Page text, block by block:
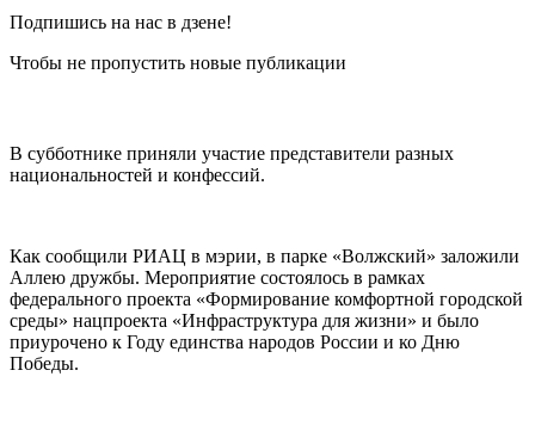
Подпишись на нас в дзене!
Чтобы не пропустить новые публикации
В субботнике приняли участие представители разных
национальностей и конфессий.
Как сообщили РИАЦ в мэрии, в парке «Волжский» заложили
Аллею дружбы. Мероприятие состоялось в рамках
федерального проекта «Формирование комфортной городской
среды» нацпроекта «Инфраструктура для жизни» и было
приурочено к Году единства народов России и ко Дню
Победы.